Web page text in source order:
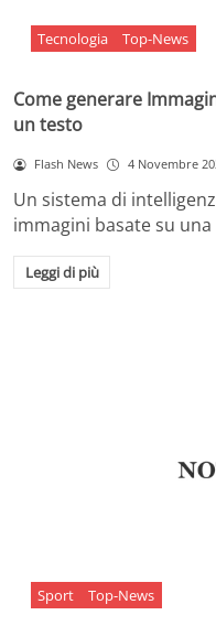
Tecnologia Top-News
Come generare
un testo
Flash News 4 Novembre
Un sistema di
immagini basate su
Leggi di più
Sport Top-News